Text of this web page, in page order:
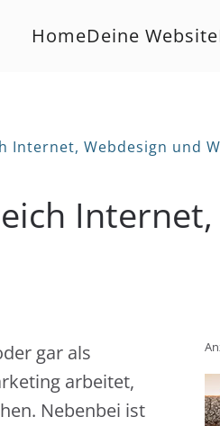
HomeDeine Website
Internet, Webdesign und
gar als
arbeitet,
Nebenbei ist